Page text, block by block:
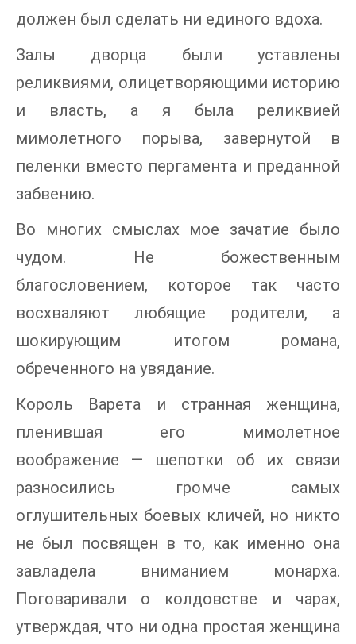
должен был сделать ни единого вдоха.
Залы дворца были уставлены
реликвиями, олицетворяющими историю
и власть, а я была реликвией
мимолетного порыва, завернутой в
пеленки вместо пергамента и преданной
забвению.
Во многих смыслах мое зачатие было
чудом. Не божественным
благословением, которое так часто
восхваляют любящие родители, а
шокирующим итогом романа,
обреченного на увядание.
Король Варета и странная женщина,
пленившая его мимолетное
воображение — шепотки об их связи
разносились громче самых
оглушительных боевых кличей, но никто
не был посвящен в то, как именно она
завладела вниманием монарха.
Поговаривали о колдовстве и чарах,
утверждая, что ни одна простая женщина